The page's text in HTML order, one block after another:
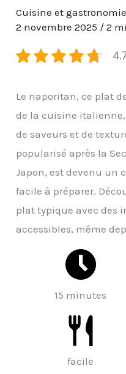
Cuisine et gastronomie
2 novembre 2025 /2
Le naporitan, ce plat
de la cuisine
de saveurs et de
popularisé après la
Japon, est devenu un
facile à préparer.
plat typique avec des
accessibles, même
15 minutes
facile